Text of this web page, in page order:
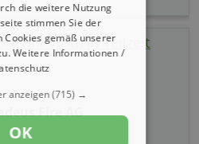
(m/ w/ d) in Teilzeit
Fire AG
die weitere Nutzung
stimmen Sie der
Cookies gemäß unserer
Weitere Informationen /
anzeigen(715) →
OK